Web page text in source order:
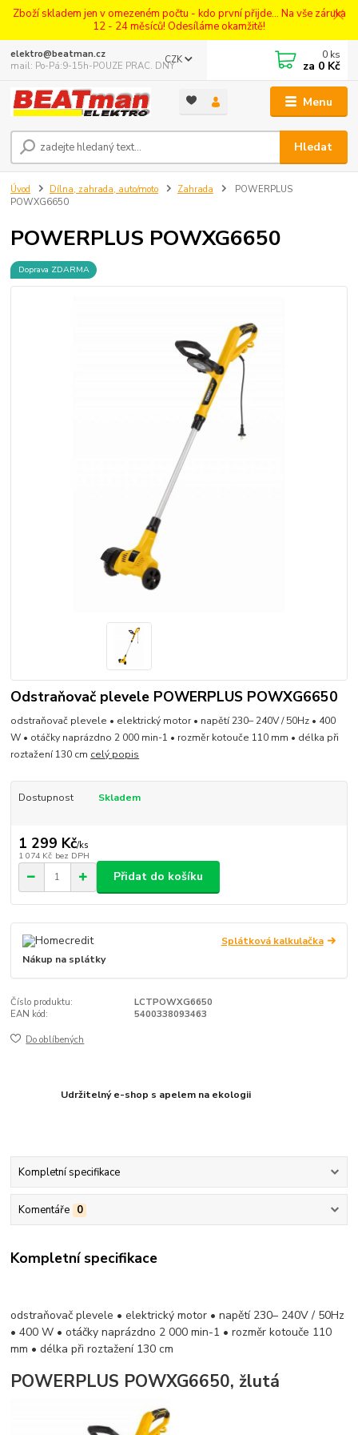
Zboží skladem jen v omezeném počtu - kdo první přijde... Na vše záruka
12 - 24 měsíců! Odesíláme okamžitě!
Menu
CZK
Hledat
elektro@beatman.cz
mail: Po-Pá:9-15h-POUZE PRAC. DNY
0 ks
za 0 Kč
Úvod Dílna, zahrada, auto/moto Zahrada
POWERPLUS
POWXG6650
POWERPLUS POWXG6650
Doprava ZDARMA
Odstraňovač plevele POWERPLUS POWXG6650
odstraňovač plevele • elektrický motor • napětí 230– 240V / 50Hz • 400
W • otáčky naprázdno 2 000 min-1 • rozměr kotouče 110 mm • délka při
roztažení 130 cm celý popis
Dostupnost Skladem
1 299 Kč/ks
1 074 Kč bez DPH
Přidat do košíku
Splátková kalkulačka
Nákup na splátky
Číslo produktu:
LCTPOWXG6650
EAN kód:
5400338093463
Do oblíbených
Udržitelný e-shop s apelem na ekologii
Kompletní specifikace
Komentáře 0
Kompletní specifikace
odstraňovač plevele • elektrický motor • napětí 230– 240V / 50Hz
• 400 W • otáčky naprázdno 2 000 min-1 • rozměr kotouče 110
mm • délka při roztažení 130 cm
POWERPLUS POWXG6650, žlutá